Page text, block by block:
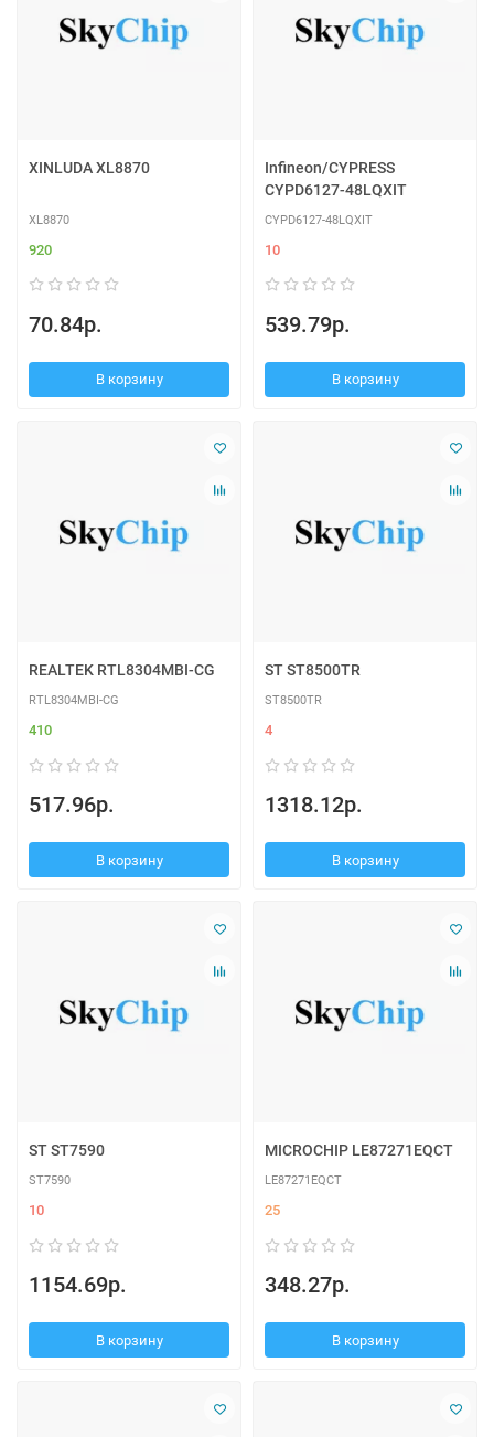
XINLUDA XL8870
XL8870
920
70.84р.
В корзину
Infineon/CYPRESS
CYPD6127-48LQXIT
CYPD6127-48LQXIT
10
539.79р.
В корзину
REALTEK RTL8304MBI-CG
RTL8304MBI-CG
410
517.96р.
В корзину
ST ST8500TR
ST8500TR
4
1318.12р.
В корзину
ST ST7590
ST7590
10
1154.69р.
В корзину
MICROCHIP LE87271EQCT
LE87271EQCT
25
348.27р.
В корзину